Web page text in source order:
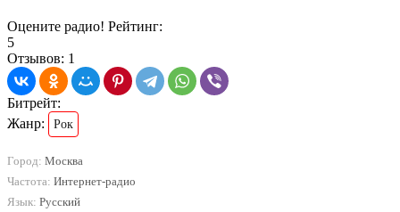
Оцените радио! Рейтинг:
5
Отзывов: 1
Битрейт:
Жанр:
Рок
Город: Москва
Частота: Интернет-радио
Язык: Русский